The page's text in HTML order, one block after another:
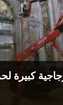
كبيرة